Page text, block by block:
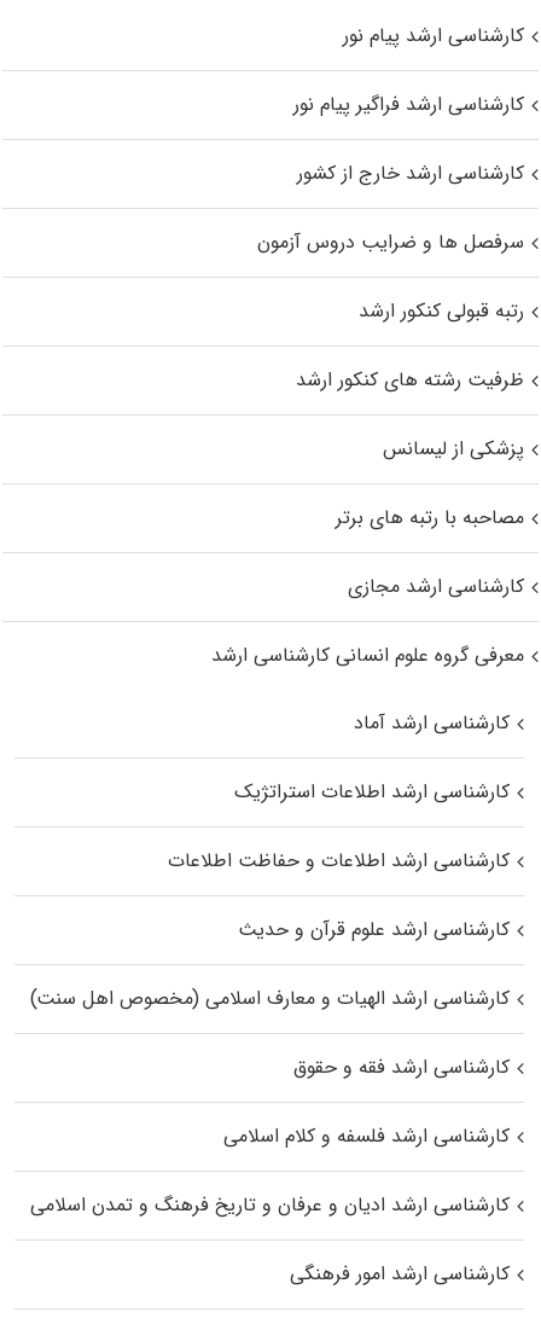
کارشناسی ارشد پیام نور
کارشناسی ارشد فراگیر پیام نور
کارشناسی ارشد خارج از کشور
سرفصل ها و ضرایب دروس آزمون
رتبه قبولی کنکور ارشد
ظرفیت رشته های کنکور ارشد
پزشکی از لیسانس
مصاحبه با رتبه های برتر
کارشناسی ارشد مجازی
معرفی گروه علوم انسانی کارشناسی ارشد
کارشناسی ارشد آماد
کارشناسی ارشد اطلاعات استراتژیک
کارشناسی ارشد اطلاعات و حفاظت اطلاعات
کارشناسی ارشد علوم قرآن و حدیث
کارشناسی ارشد الهیات و معارف اسلامی (مخصوص اهل سنت)
کارشناسی ارشد فقه و حقوق
کارشناسی ارشد فلسفه و کلام اسلامی
کارشناسی ارشد ادیان و عرفان و تاریخ فرهنگ و تمدن اسلامی
کارشناسی ارشد امور فرهنگی